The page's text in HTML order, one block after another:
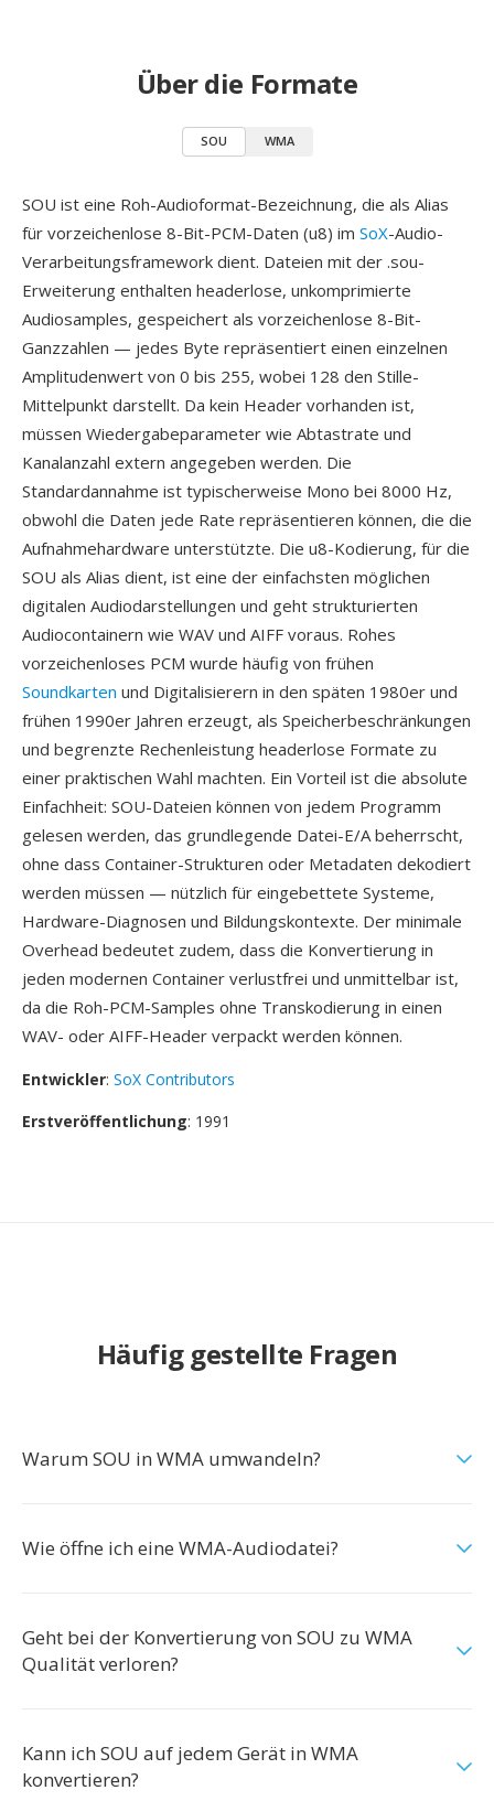
Über die Formate
SOU WMA
SOU ist eine Roh-Audioformat-Bezeichnung, die als Alias
für vorzeichenlose 8-Bit-PCM-Daten (u8) im SoX-Audio-
Verarbeitungsframework dient. Dateien mit der .sou-
Erweiterung enthalten headerlose, unkomprimierte
Audiosamples, gespeichert als vorzeichenlose 8-Bit-
Ganzzahlen — jedes Byte repräsentiert einen einzelnen
Amplitudenwert von 0 bis 255, wobei 128 den Stille-
Mittelpunkt darstellt. Da kein Header vorhanden ist,
müssen Wiedergabeparameter wie Abtastrate und
Kanalanzahl extern angegeben werden. Die
Standardannahme ist typischerweise Mono bei 8000 Hz,
obwohl die Daten jede Rate repräsentieren können, die die
Aufnahmehardware unterstützte. Die u8-Kodierung, für die
SOU als Alias dient, ist eine der einfachsten möglichen
digitalen Audiodarstellungen und geht strukturierten
Audiocontainern wie WAV und AIFF voraus. Rohes
vorzeichenloses PCM wurde häufig von frühen
Soundkarten und Digitalisierern in den späten 1980er und
frühen 1990er Jahren erzeugt, als Speicherbeschränkungen
und begrenzte Rechenleistung headerlose Formate zu
einer praktischen Wahl machten. Ein Vorteil ist die absolute
Einfachheit: SOU-Dateien können von jedem Programm
gelesen werden, das grundlegende Datei-E/A beherrscht,
ohne dass Container-Strukturen oder Metadaten dekodiert
werden müssen — nützlich für eingebettete Systeme,
Hardware-Diagnosen und Bildungskontexte. Der minimale
Overhead bedeutet zudem, dass die Konvertierung in
jeden modernen Container verlustfrei und unmittelbar ist,
da die Roh-PCM-Samples ohne Transkodierung in einen
WAV- oder AIFF-Header verpackt werden können.
Entwickler: SoX Contributors
Erstveröffentlichung: 1991
Häufig gestellte Fragen
Warum SOU in WMA umwandeln?
Wie öffne ich eine WMA-Audiodatei?
Geht bei der Konvertierung von SOU zu WMA
Qualität verloren?
Kann ich SOU auf jedem Gerät in WMA
konvertieren?